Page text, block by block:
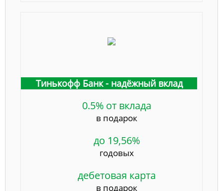
Тинькофф Банк - надёжный вклад
0.5% от вклада
в подарок
до 19,56%
годовых
дебетовая карта
в подарок